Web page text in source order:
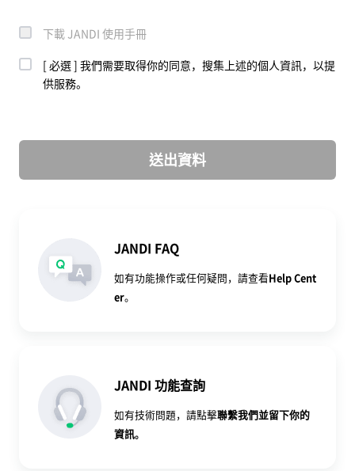
下載 JANDI 使用手冊
[ 必選 ] 我們需要取得你的同意，搜集上述的個人資訊，以提
供服務。
送出資料
JANDI FAQ
如有功能操作或任何疑問，請查看Help Cent
er。
JANDI 功能查詢
如有技術問題，請點擊聯繫我們並留下你的
資訊。